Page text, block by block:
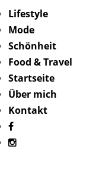
Lifestyle
Mode
Schönheit
Food & Travel
Startseite
Über mich
Kontakt